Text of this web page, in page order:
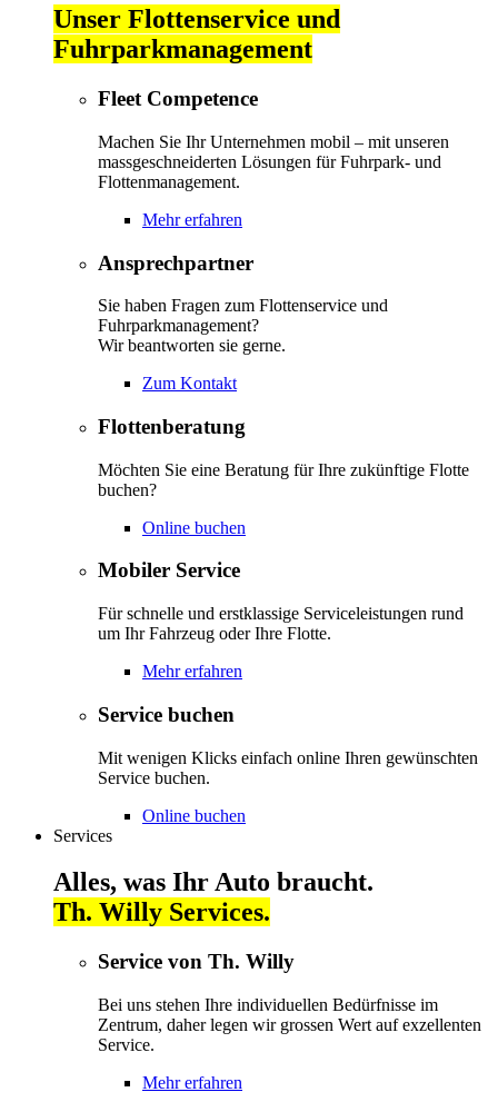
Unser Flottenservice und
Fuhrparkmanagement
Fleet Competence
Machen Sie Ihr Unternehmen mobil – mit unseren
massgeschneiderten Lösungen für Fuhrpark- und
Flottenmanagement.
Mehr erfahren
Ansprechpartner
Sie haben Fragen zum Flottenservice und
Fuhrparkmanagement?
Wir beantworten sie gerne.
Zum Kontakt
Flottenberatung
Möchten Sie eine Beratung für Ihre zukünftige Flotte
buchen?
Online buchen
Mobiler Service
Für schnelle und erstklassige Serviceleistungen rund
um Ihr Fahrzeug oder Ihre Flotte.
Mehr erfahren
Service buchen
Mit wenigen Klicks einfach online Ihren gewünschten
Service buchen.
Online buchen
Services
Alles, was Ihr Auto braucht.
Th. Willy Services.
Service von Th. Willy
Bei uns stehen Ihre individuellen Bedürfnisse im
Zentrum, daher legen wir grossen Wert auf exzellenten
Service.
Mehr erfahren